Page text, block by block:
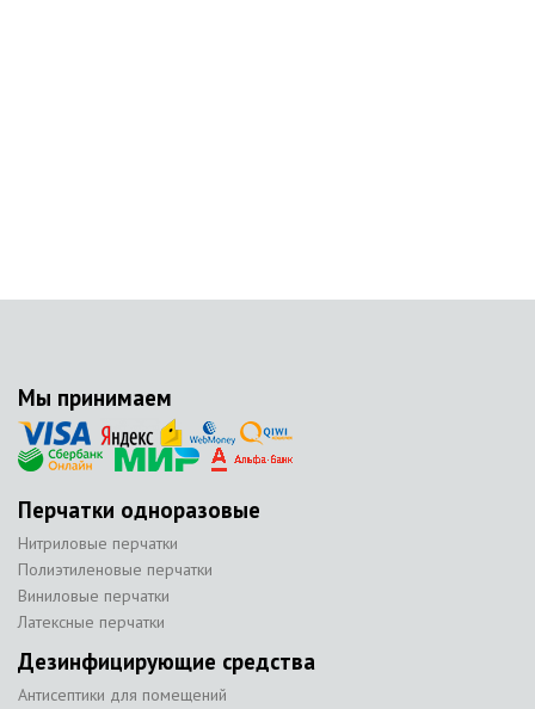
Мы принимаем
Перчатки одноразовые
Нитриловые перчатки
Полиэтиленовые перчатки
Виниловые перчатки
Латексные перчатки
Дезинфицирующие средства
Антисептики для помещений